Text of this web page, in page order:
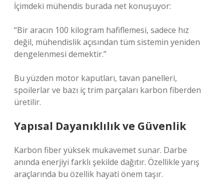
İçimdeki mühendis burada net konuşuyor:
“Bir aracın 100 kilogram hafiflemesi, sadece hız
değil, mühendislik açısından tüm sistemin yeniden
dengelenmesi demektir.”
Bu yüzden motor kaputları, tavan panelleri,
spoilerlar ve bazı iç trim parçaları karbon fiberden
üretilir.
Yapısal Dayanıklılık ve Güvenlik
Karbon fiber yüksek mukavemet sunar. Darbe
anında enerjiyi farklı şekilde dağıtır. Özellikle yarış
araçlarında bu özellik hayati önem taşır.